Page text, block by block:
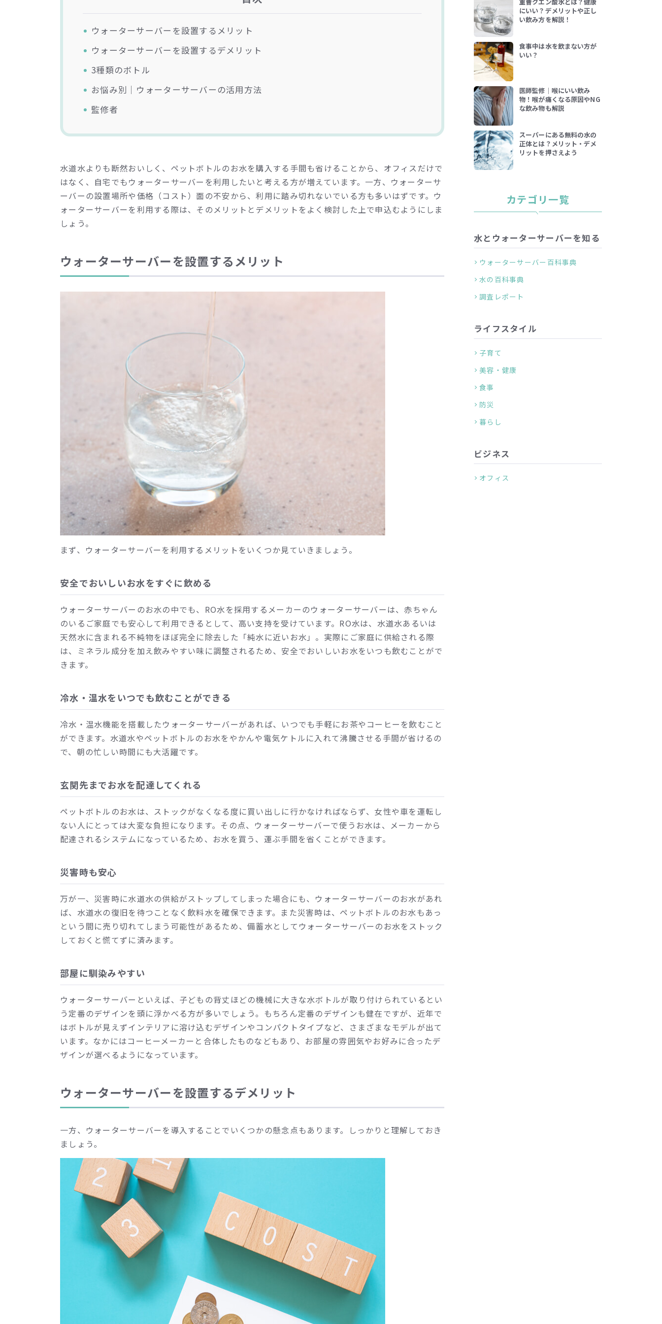
ウォーターサーバーを設置するメリット
ウォーターサーバーを設置するデメリット
3種類のボトル
お悩み別│ウォーターサーバーの活用方法
監修者
水道水よりも断然おいしく、ペットボトルのお水を購入する手間も省けることから、オフィスだけで
はなく、自宅でもウォーターサーバーを利用したいと考える方が増えています。一方、ウォーターサ
ーバーの設置場所や価格（コスト）面の不安から、利用に踏み切れないでいる方も多いはずです。ウ
ォーターサーバーを利用する際は、そのメリットとデメリットをよく検討した上で申込むようにしま
しょう。
ウォーターサーバーを設置するメリット
まず、ウォーターサーバーを利用するメリットをいくつか見ていきましょう。
安全でおいしいお水をすぐに飲める
ウォーターサーバーのお水の中でも、RO水を採用するメーカーのウォーターサーバーは、赤ちゃん
のいるご家庭でも安心して利用できるとして、高い支持を受けています。RO水は、水道水あるいは
天然水に含まれる不純物をほぼ完全に除去した「純水に近いお水」。実際にご家庭に供給される際
は、ミネラル成分を加え飲みやすい味に調整されるため、安全でおいしいお水をいつも飲むことがで
きます。
冷水・温水をいつでも飲むことができる
冷水・温水機能を搭載したウォーターサーバーがあれば、いつでも手軽にお茶やコーヒーを飲むこと
ができます。水道水やペットボトルのお水をやかんや電気ケトルに入れて沸騰させる手間が省けるの
で、朝の忙しい時間にも大活躍です。
玄関先までお水を配達してくれる
ペットボトルのお水は、ストックがなくなる度に買い出しに行かなければならず、女性や車を運転し
ない人にとっては大変な負担になります。その点、ウォーターサーバーで使うお水は、メーカーから
配達されるシステムになっているため、お水を買う、運ぶ手間を省くことができます。
災害時も安心
万が一、災害時に水道水の供給がストップしてしまった場合にも、ウォーターサーバーのお水があれ
ば、水道水の復旧を待つことなく飲料水を確保できます。また災害時は、ペットボトルのお水もあっ
という間に売り切れてしまう可能性があるため、備蓄水としてウォーターサーバーのお水をストック
しておくと慌てずに済みます。
部屋に馴染みやすい
ウォーターサーバーといえば、子どもの背丈ほどの機械に大きな水ボトルが取り付けられているとい
う定番のデザインを頭に浮かべる方が多いでしょう。もちろん定番のデザインも健在ですが、近年で
はボトルが見えずインテリアに溶け込むデザインやコンパクトタイプなど、さまざまなモデルが出て
います。なかにはコーヒーメーカーと合体したものなどもあり、お部屋の雰囲気やお好みに合ったデ
ザインが選べるようになっています。
ウォーターサーバーを設置するデメリット
一方、ウォーターサーバーを導入することでいくつかの懸念点もあります。しっかりと理解しておき
ましょう。
にいい？デメリットや正し
い飲み方を解説！
食事中は水を飲まない方が
いい？
医師監修｜喉にいい飲み
物！喉が痛くなる原因やNG
な飲み物も解説
スーパーにある無料の水の
正体とは？メリット・デメ
リットを押さえよう
カテゴリ一覧
水とウォーターサーバーを知る
ウォーターサーバー百科事典
水の百科事典
調査レポート
ライフスタイル
子育て
美容・健康
食事
防災
暮らし
ビジネス
オフィス